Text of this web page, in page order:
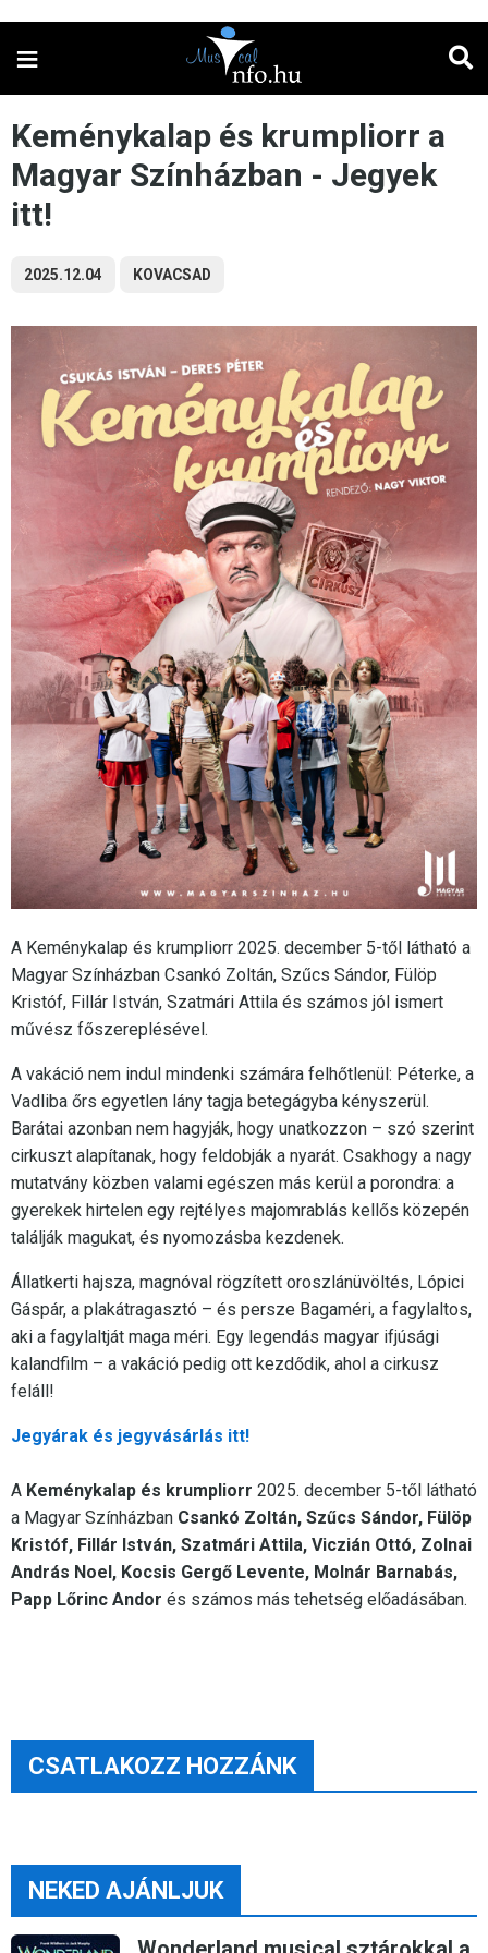
≡
Keménykalap és krumpliorr a
Magyar Színházban - Jegyek
itt!
2025.12.04 KOVACSAD
​​​​​​​A Keménykalap és krumpliorr 2025. december 5-től látható a
Magyar Színházban Csankó Zoltán, Szűcs Sándor, Fülöp
Kristóf, Fillár István, Szatmári Attila és számos jól ismert
művész főszereplésével.
A vakáció nem indul mindenki számára felhőtlenül: Péterke, a
Vadliba őrs egyetlen lány tagja betegágyba kényszerül.
Barátai azonban nem hagyják, hogy unatkozzon – szó szerint
cirkuszt alapítanak, hogy feldobják a nyarát. Csakhogy a nagy
mutatvány közben valami egészen más kerül a porondra: a
gyerekek hirtelen egy rejtélyes majomrablás kellős közepén
találják magukat, és nyomozásba kezdenek.
Állatkerti hajsza, magnóval rögzített oroszlánüvöltés, Lópici
Gáspár, a plakátragasztó – és persze Bagaméri, a fagylaltos,
aki a fagylaltját maga méri. Egy legendás magyar ifjúsági
kalandfilm – a vakáció pedig ott kezdődik, ahol a cirkusz
feláll!
Jegyárak és jegyvásárlás itt!
A Keménykalap és krumpliorr 2025. december 5-től látható
a Magyar Színházban Csankó Zoltán, Szűcs Sándor, Fülöp
Kristóf, Fillár István, Szatmári Attila, Viczián Ottó, Zolnai
András Noel, Kocsis Gergő Levente, Molnár Barnabás,
Papp Lőrinc Andor és számos más tehetség előadásában.
CSATLAKOZZ HOZZÁNK
NEKED AJÁNLJUK